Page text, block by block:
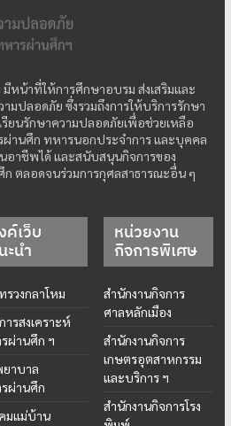
หน้าที่ให้การศึกษาอบรม ส่งเสริมและ
ปลอดภัย ซึ่งรวมถึงการให้บริการรักษา
รียนรักษาความปลอดภัยเพื่อช่วยเหลือ
านศึก ทหารนอกประจำการ และบุคคล
อาชีพได้ และสนับสนุนกิจการของ
ก ตลอดจนร่วมการกุศลสาธารณะอื่น ๆ
ค์เว็บ
ะนำ
รวงกลาโหม
ารสงเคราะห์
ผ่านศึก ฯ
ยาบาล
ผ่านศึก
มแม่บ้าน
หน่วยงาน
กิจการพิเศษ
สำนักงานกิจการ
ศาลหลักเมือง
สำนักงานกิจการ
เกษตรอุตสาหกรรม
และบริการ ฯ
สำนักงานกิจการโรง